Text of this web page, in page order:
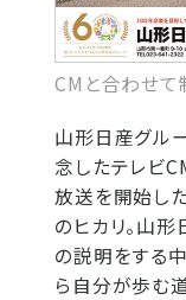
CMと合わせて
山形日産グル
念したテレビ
放送を開始し
のヒカリ。山
の説明をする
ら自分が歩む